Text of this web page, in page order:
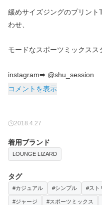
緩めサイズジングのプリン
わせ、
モードなスポーツミックスス
instagram➡︎ @shu_session
コメントを表示
2018.4.27
着用ブランド
LOUNGE LIZARD
タグ
#カジュアル #シンプル #スト
#ジャージ #スポーツミックス